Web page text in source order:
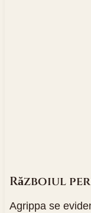
Războiul
Agrippa se